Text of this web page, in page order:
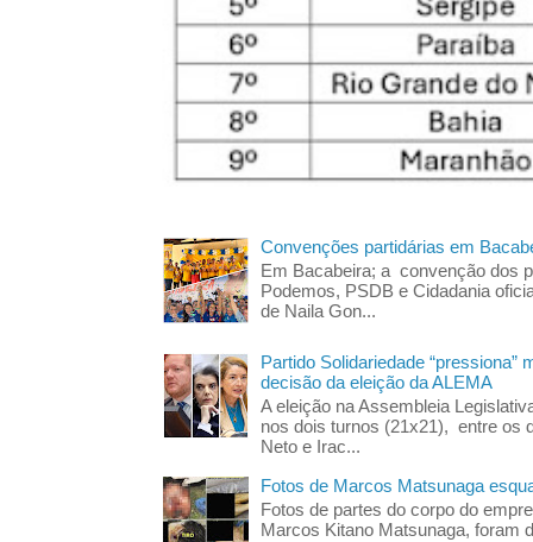
Convenções partidárias em
Em Bacabeira; a convenção dos
Podemos, PSDB e Cidadania
de Naila Gon...
Partido Solidariedade “pressiona”
decisão da eleição da ALEMA
A eleição na Assembleia
nos dois turnos (21x21), entre os
Neto e Irac...
Fotos de Marcos Matsunaga
Fotos de partes do corpo do
Marcos Kitano Matsunaga, foram